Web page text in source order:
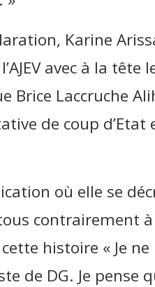
Karine
avec à la
Brice Laccruche
de coup
où elle se
contrairement
histoire « Je
de DG. Je pense